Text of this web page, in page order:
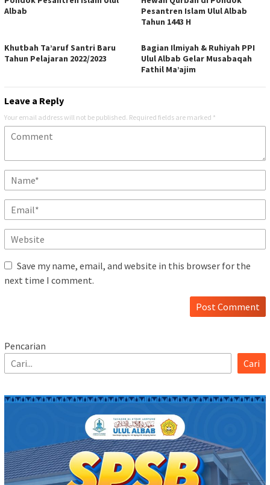
Albab
Pesantren Islam Ulul Albab
Tahun 1443 H
Khutbah Ta’aruf Santri Baru
Tahun Pelajaran 2022/2023
Bagian Ilmiyah & Ruhiyah PPI
Ulul Albab Gelar Musabaqah
Fathil Ma’ajim
Leave a Reply
Your email address will not be published. Required fields are marked *
Save my name, email, and website in this browser for the
next time I comment.
Pencarian
Cari